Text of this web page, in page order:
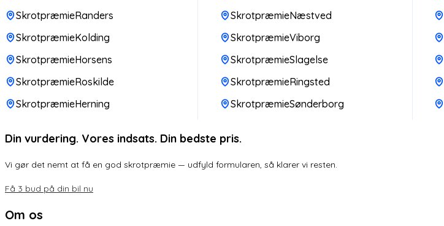
SkrotpræmieRanders
SkrotpræmieKolding
SkrotpræmieHorsens
SkrotpræmieRoskilde
SkrotpræmieHerning
SkrotpræmieNæstved
SkrotpræmieViborg
SkrotpræmieSlagelse
SkrotpræmieRingsted
SkrotpræmieSønderborg
Din vurdering. Vores indsats. Din bedste pris.
Vi gør det nemt at få en god skrotpræmie — udfyld formularen, så klarer vi resten.
Få 3 bud på din bil nu
Om os